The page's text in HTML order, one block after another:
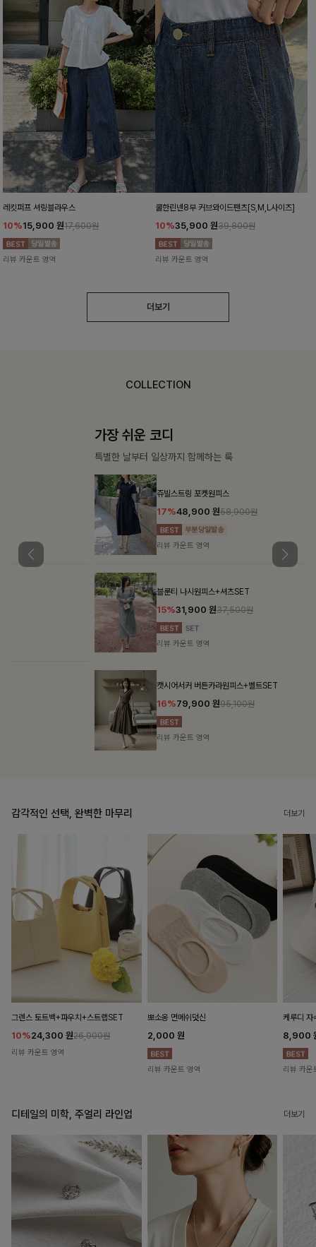
레킷퍼프 셔링블라우스
10%15,900 원17,600원
리뷰 카운트 영역
쿨한린넨8부 커브와이드팬츠[S,M,L사이즈]
10%35,900 원39,800원
리뷰 카운트 영역
더보기
COLLECTION
특별한 날부터 일상까지 함께하는 룩
쥬빌스트링 포켓원피스
48,900 원58,900원
리뷰 카운트 영역
블룬티 나시원피스+셔츠SET
31,900원37,500원
리뷰 카운트 영역
캣시어서커 버튼카라원피스+벨트SET
79,900 원95,100원
리뷰 카운트 영역
감각적인 선택, 완벽한 마무리 더보기
그렌스 토트백+파우치+스트랩SET
10%24,300 원26,900원
리뷰 카운트 영역
뽀소옹 면메쉬덧신
2,000 원
리뷰 카운트 영역
케루디 자
8,900
리뷰 카운
디테일의 미학, 주얼리 라인업 더보기